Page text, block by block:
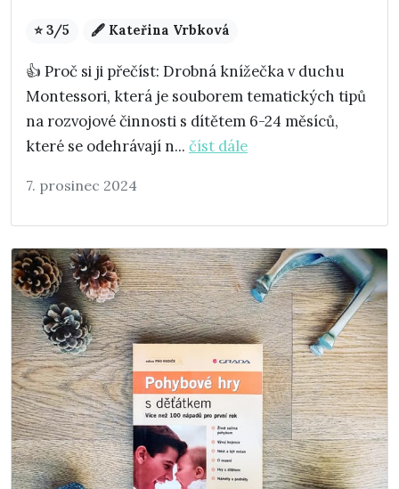
⭐ 3/5 🖋️ Kateřina Vrbková
👍 Proč si ji přečíst: Drobná knížečka v duchu
Montessori, která je souborem tematických tipů
na rozvojové činnosti s dítětem 6-24 měsíců,
které se odehrávají n... číst dále
7. prosinec 2024